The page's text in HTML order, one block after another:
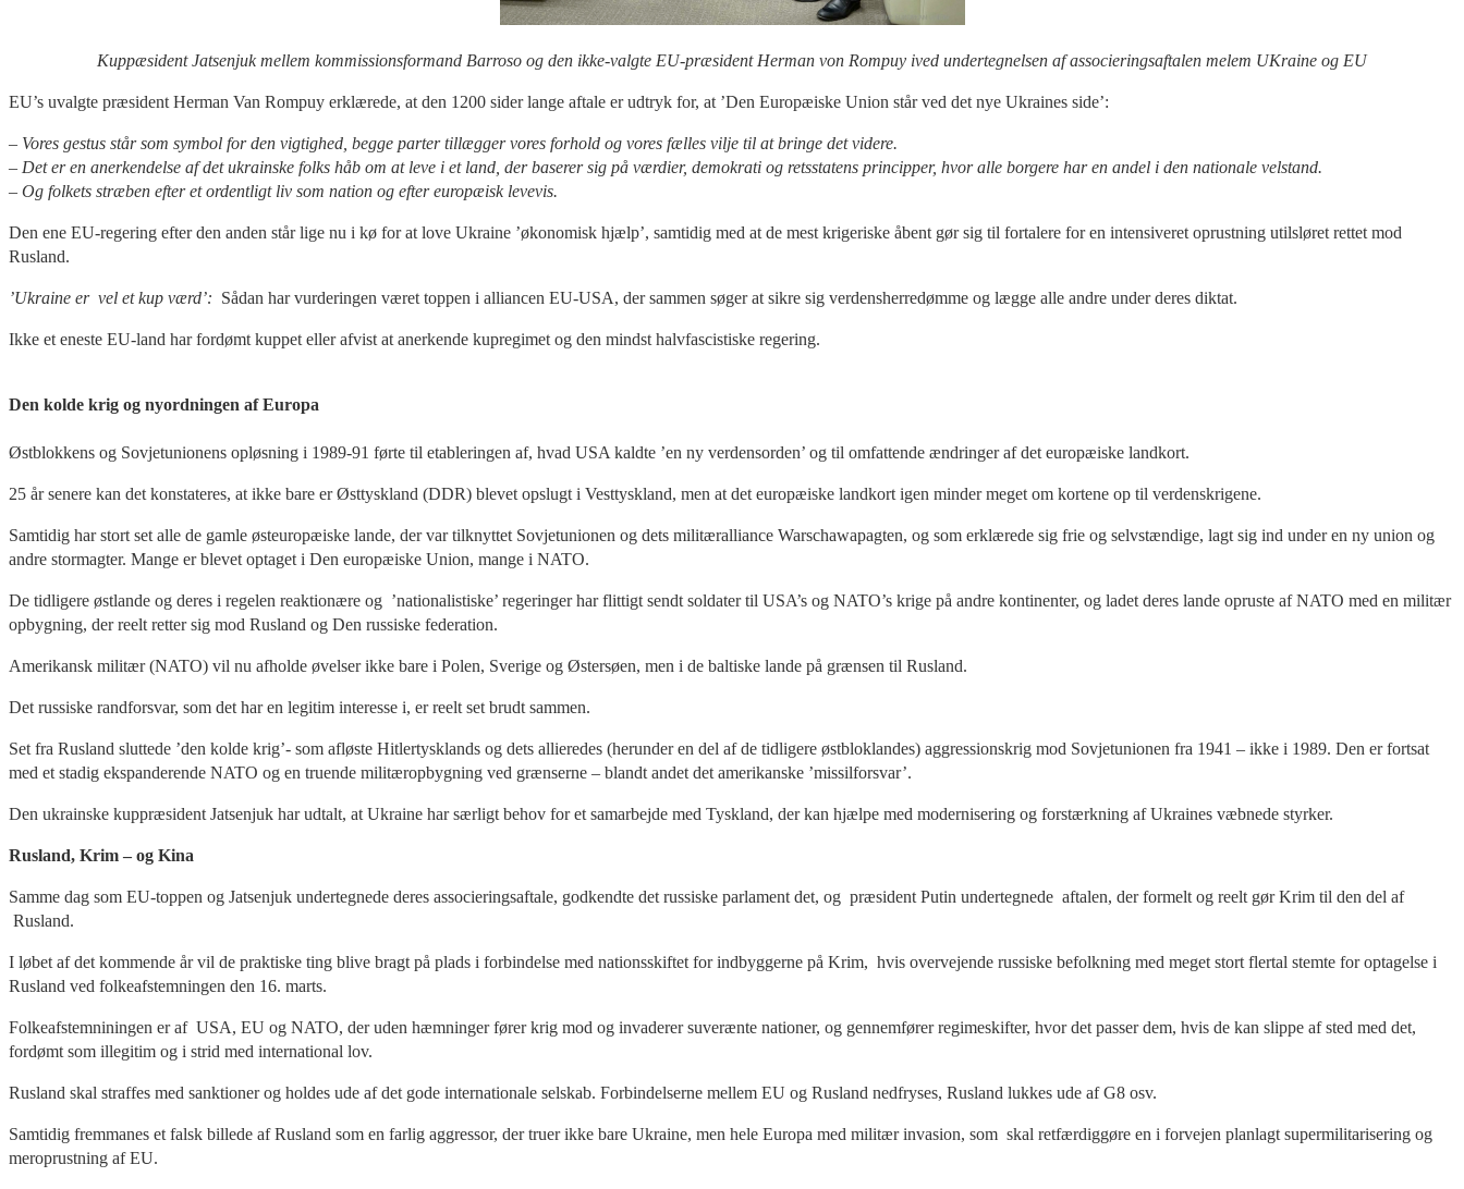
Kuppæsident Jatsenjuk mellem kommissionsformand Barroso og den ikke-valgte EU-præsident Herman von Rompuy ived undertegnelsen af associeringsaftalen melem UKraine og EU
EU’s uvalgte præsident Herman Van Rompuy erklærede, at den 1200 sider lange aftale er udtryk for, at ’Den Europæiske Union står ved det nye Ukraines side’:
– Vores gestus står som symbol for den vigtighed, begge parter tillægger vores forhold og vores fælles vilje til at bringe det videre.
– Det er en anerkendelse af det ukrainske folks håb om at leve i et land, der baserer sig på værdier, demokrati og retsstatens principper, hvor alle borgere har en andel i den nationale velstand.
– Og folkets stræben efter et ordentligt liv som nation og efter europæisk levevis.
Den ene EU-regering efter den anden står lige nu i kø for at love Ukraine ’økonomisk hjælp’, samtidig med at de mest krigeriske åbent gør sig til fortalere for en intensiveret oprustning utilsløret rettet mod
Rusland.
’Ukraine er vel et kup værd’: Sådan har vurderingen været toppen i alliancen EU-USA, der sammen søger at sikre sig verdensherredømme og lægge alle andre under deres diktat.
Ikke et eneste EU-land har fordømt kuppet eller afvist at anerkende kupregimet og den mindst halvfascistiske regering.
Den kolde krig og nyordningen af Europa
Østblokkens og Sovjetunionens opløsning i 1989-91 førte til etableringen af, hvad USA kaldte ’en ny verdensorden’ og til omfattende ændringer af det europæiske landkort.
25 år senere kan det konstateres, at ikke bare er Østtyskland (DDR) blevet opslugt i Vesttyskland, men at det europæiske landkort igen minder meget om kortene op til verdenskrigene.
Samtidig har stort set alle de gamle østeuropæiske lande, der var tilknyttet Sovjetunionen og dets militæralliance Warschawapagten, og som erklærede sig frie og selvstændige, lagt sig ind under en ny union og
andre stormagter. Mange er blevet optaget i Den europæiske Union, mange i NATO.
De tidligere østlande og deres i regelen reaktionære og ’nationalistiske’ regeringer har flittigt sendt soldater til USA’s og NATO’s krige på andre kontinenter, og ladet deres lande opruste af NATO med en militær
opbygning, der reelt retter sig mod Rusland og Den russiske federation.
Amerikansk militær (NATO) vil nu afholde øvelser ikke bare i Polen, Sverige og Østersøen, men i de baltiske lande på grænsen til Rusland.
Det russiske randforsvar, som det har en legitim interesse i, er reelt set brudt sammen.
Set fra Rusland sluttede ’den kolde krig’- som afløste Hitlertysklands og dets allieredes (herunder en del af de tidligere østbloklandes) aggressionskrig mod Sovjetunionen fra 1941 – ikke i 1989. Den er fortsat
med et stadig ekspanderende NATO og en truende militæropbygning ved grænserne – blandt andet det amerikanske ’missilforsvar’.
Den ukrainske kuppræsident Jatsenjuk har udtalt, at Ukraine har særligt behov for et samarbejde med Tyskland, der kan hjælpe med modernisering og forstærkning af Ukraines væbnede styrker.
Rusland, Krim – og Kina
Samme dag som EU-toppen og Jatsenjuk undertegnede deres associeringsaftale, godkendte det russiske parlament det, og præsident Putin undertegnede aftalen, der formelt og reelt gør Krim til den del af
Rusland.
I løbet af det kommende år vil de praktiske ting blive bragt på plads i forbindelse med nationsskiftet for indbyggerne på Krim, hvis overvejende russiske befolkning med meget stort flertal stemte for optagelse i
Rusland ved folkeafstemningen den 16. marts.
Folkeafstemniningen er af USA, EU og NATO, der uden hæmninger fører krig mod og invaderer suverænte nationer, og gennemfører regimeskifter, hvor det passer dem, hvis de kan slippe af sted med det,
fordømt som illegitim og i strid med international lov.
Rusland skal straffes med sanktioner og holdes ude af det gode internationale selskab. Forbindelserne mellem EU og Rusland nedfryses, Rusland lukkes ude af G8 osv.
Samtidig fremmanes et falsk billede af Rusland som en farlig aggressor, der truer ikke bare Ukraine, men hele Europa med militær invasion, som skal retfærdiggøre en i forvejen planlagt supermilitarisering og
meroprustning af EU.